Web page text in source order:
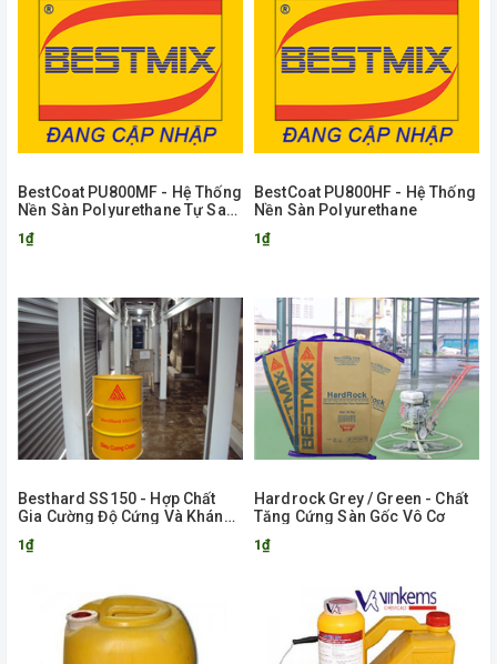
BestCoat PU800MF - Hệ Thống
Nền Sàn Polyurethane Tự San
1₫
BestCoat PU800HF - Hệ Thống
Nền Sàn Polyurethane
1₫
Besthard SS150 - Hợp Chất
Gia Cường Độ Cứng Và Kháng
1₫
Hardrock Grey / Green - Chất
Tăng Cứng Sàn Gốc Vô Cơ
1₫